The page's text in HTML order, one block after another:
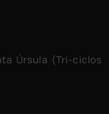
Úrsula (Tri-ciclos